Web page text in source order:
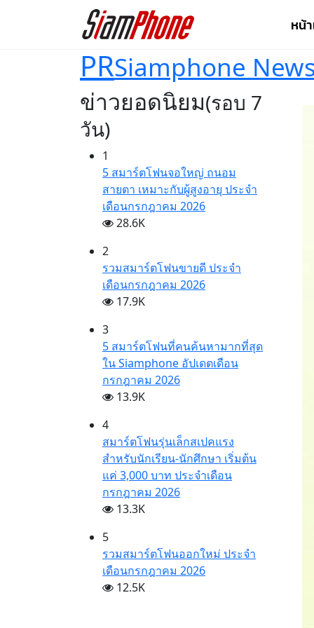
หน้
PRSiamphone
ข่าวยอดนิยม(รอบ 7
วัน)
1
5 สมาร์ตโฟนจอใหญ่ ถนอม
สายตา เหมาะกับผู้สูงอายุ ประจำ
เดือนกรกฎาคม 2026
28.6K
2
รวมสมาร์ตโฟนขายดี ประจำ
เดือนกรกฎาคม 2026
17.9K
3
5 สมาร์ตโฟนที่คนค้นหามากที่สุด
ใน Siamphone อัปเดตเดือน
กรกฎาคม 2026
13.9K
4
สมาร์ตโฟนรุ่นเล็กสเปคแรง
สำหรับนักเรียน-นักศึกษา เริ่มต้น
แค่ 3,000 บาท ประจำเดือน
กรกฎาคม 2026
13.3K
5
รวมสมาร์ตโฟนออกใหม่ ประจำ
เดือนกรกฎาคม 2026
12.5K